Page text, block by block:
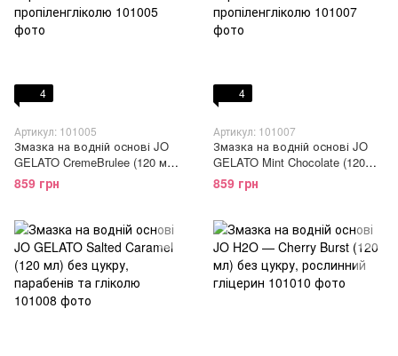
4
Артикул: 101005
Змазка на водній основі JO
GELATO CremeBrulee (120 мл)
без цукру, парабенів та
пропіленгліколю
859 грн
4
Артикул: 101007
Змазка на водній основі JO
GELATO Mint Chocolate (120
мл) без цукру, парабенів та
пропіленгліколю
859 грн